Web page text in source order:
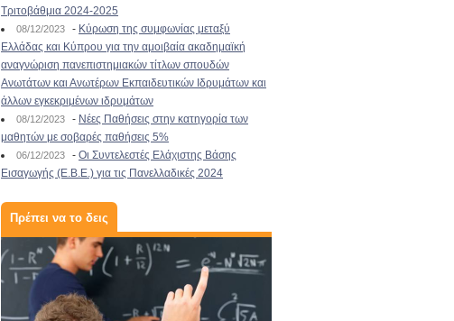
Τριτοβάθμια 2024-2025
08/12/2023 - Κύρωση της συμφωνίας μεταξύ
Ελλάδας και Κύπρου για την αμοιβαία ακαδημαϊκή
αναγνώριση πανεπιστημιακών τίτλων σπουδών
Ανωτάτων και Ανωτέρων Εκπαιδευτικών Ιδρυμάτων και
άλλων εγκεκριμένων ιδρυμάτων
08/12/2023 - Νέες Παθήσεις στην κατηγορία των
μαθητών με σοβαρές παθήσεις 5%
06/12/2023 - Οι Συντελεστές Ελάχιστης Βάσης
Εισαγωγής (Ε.Β.Ε.) για τις Πανελλαδικές 2024
Πρέπει να το δεις